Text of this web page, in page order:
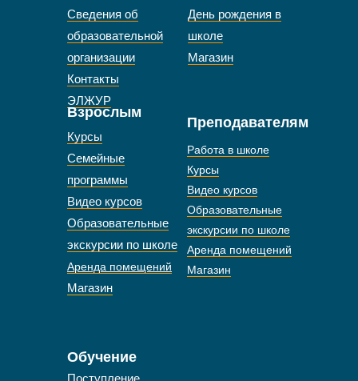
Сведения об
образовательной
организации
Контакты
ЭЛЖУР
День рождения в
школе
Магазин
Взрослым
Обучение
Курсы
Семейные
программы
Видео курсов
Образовательные
экскурсии по школе
Аренда помещений
Магазин
Преподавателям
Работа в школе
Курсы
Видео курсов
Образовательные
экскурсии по школе
Аренда помещений
Магазин
Поступление